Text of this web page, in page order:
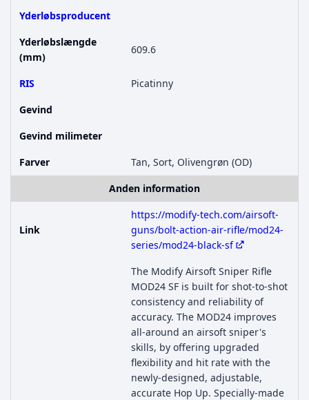
Yderløbsproducent
Yderløbslængde
(mm)
609.6
RIS
Picatinny
Gevind
Gevind milimeter
Farver
Tan, Sort, Olivengrøn (OD)
Anden information
Link
https://modify-tech.com/airsoft-
guns/bolt-action-air-rifle/mod24-
series/mod24-black-sf
The Modify Airsoft Sniper Rifle
MOD24 SF is built for shot-to-shot
consistency and reliability of
accuracy. The MOD24 improves
all-around an airsoft sniper's
skills, by offering upgraded
flexibility and hit rate with the
newly-designed, adjustable,
accurate Hop Up. Specially-made